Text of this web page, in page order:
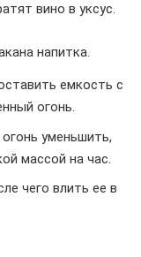
вино в уксус.
напитка.
емкость с
огонь.
уменьшить,
массой на час.
чего влить ее в